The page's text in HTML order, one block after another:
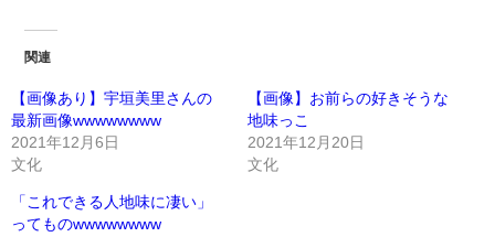
関連
【画像あり】宇垣美里さんの
最新画像wwwwwwww
2021年12月6日
文化
【画像】お前らの好きそうな
地味っこ
2021年12月20日
文化
「これできる人地味に凄い」
ってものwwwwwwww